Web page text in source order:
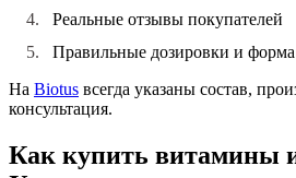
Реальные отзывы покупателей
Правильные дозировки и
На Biotus всегда указаны состав,
консультация.
Как купить витамины